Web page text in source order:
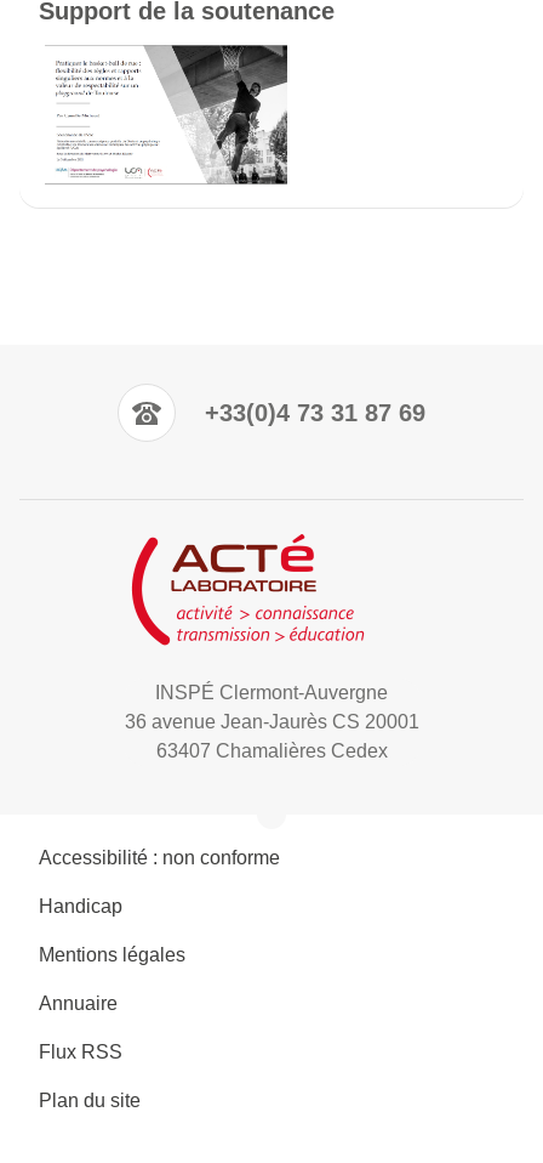
Support de la soutenance
+33(0)4 73 31 87 69
INSPÉ Clermont-Auvergne
36 avenue Jean-Jaurès CS 20001
63407 Chamalières Cedex
Accessibilité : non conforme
Handicap
Mentions légales
Annuaire
Flux RSS
Plan du site